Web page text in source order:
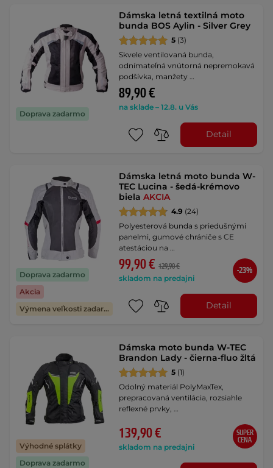
Doprava zadarmo
Dámska letná textilná moto
bunda BOS Aylin - Silver Grey
5 (3)
Skvele ventilovaná bunda,
odnímateľná vnútorná nepremokavá
podšívka, manžety …
89,90 €
na sklade – 12.8. u Vás
Detail
Doprava zadarmo
Akcia
Výmena veľkosti zadarmo
Dámska letná moto bunda W-
TEC Lucina - šedá-krémovo
bielaAKCIA
4.9 (24)
Polyesterová bunda s priedušnými
panelmi, gumové chrániče s CE
atestáciou na …
99,90 € 129,90 €
skladom na predajni
-23%
Detail
Výhodné splátky
Doprava zadarmo
Dámska moto bunda W-TEC
Brandon Lady - čierna-fluo žltá
5 (1)
Odolný materiál PolyMaxTex,
prepracovaná ventilácia, rozsiahle
reflexné prvky, …
139,90 €
skladom na predajni
SUPER
CENA